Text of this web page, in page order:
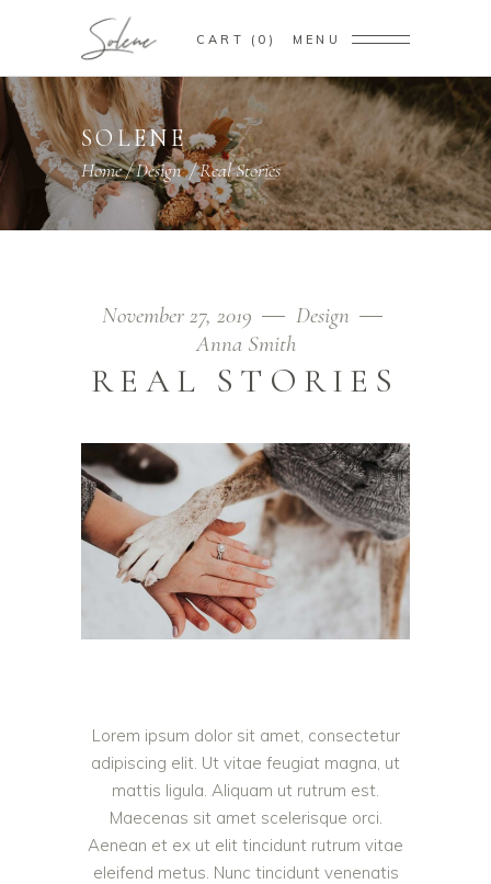
CART 0 MENU
SOLENE
Home/Design/Real Stories
November 27, 2019
Design
Anna Smith
REAL STORIES
Lorem ipsum dolor sit amet, consectetur
adipiscing elit. Ut vitae feugiat magna, ut
mattis ligula. Aliquam ut rutrum est.
Maecenas sit amet scelerisque orci.
Aenean et ex ut elit tincidunt rutrum vitae
eleifend metus. Nunc tincidunt venenatis